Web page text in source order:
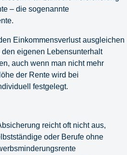
– die sogenannte
Einkommensverlust ausgleichen
eigenen Lebensunterhalt
auch wenn man nicht mehr
der Rente wird bei
festgelegt.
reicht oft nicht aus,
oder Berufe ohne